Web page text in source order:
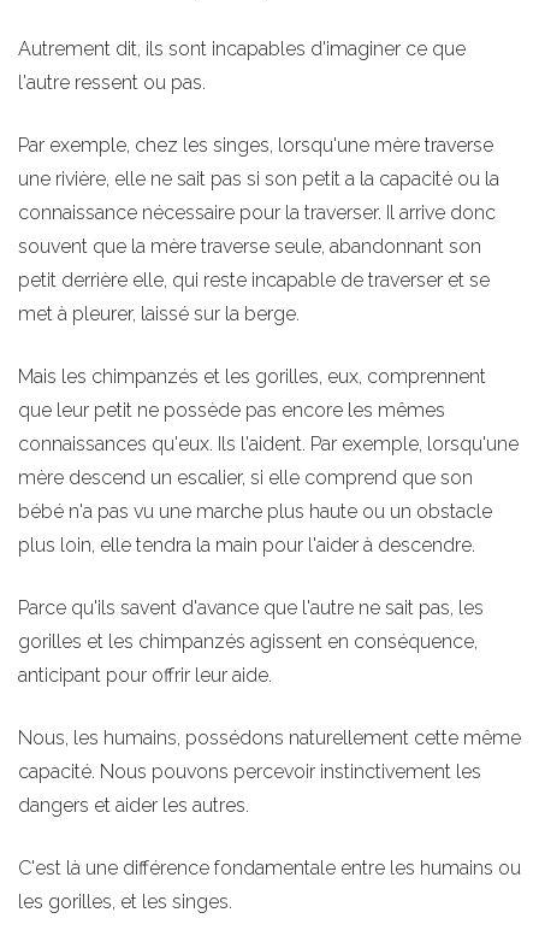
Autrement dit, ils sont incapables d'imaginer ce que
l'autre ressent ou pas.
Par exemple, chez les singes, lorsqu'une mère traverse
une rivière, elle ne sait pas si son petit a la capacité ou la
connaissance nécessaire pour la traverser. Il arrive donc
souvent que la mère traverse seule, abandonnant son
petit derrière elle, qui reste incapable de traverser et se
met à pleurer, laissé sur la berge.
Mais les chimpanzés et les gorilles, eux, comprennent
que leur petit ne possède pas encore les mêmes
connaissances qu'eux. Ils l'aident. Par exemple, lorsqu'une
mère descend un escalier, si elle comprend que son
bébé n'a pas vu une marche plus haute ou un obstacle
plus loin, elle tendra la main pour l'aider à descendre.
Parce qu'ils savent d'avance que l'autre ne sait pas, les
gorilles et les chimpanzés agissent en conséquence,
anticipant pour offrir leur aide.
Nous, les humains, possédons naturellement cette même
capacité. Nous pouvons percevoir instinctivement les
dangers et aider les autres.
C'est là une différence fondamentale entre les humains ou
les gorilles, et les singes.